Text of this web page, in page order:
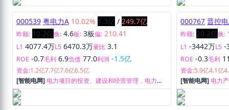
000539 粤电力A 10.02% 1.3亿 / 249.7亿
昨额: 10.2亿换: 4.6板: 3板偏: 210.41
L1 4077.4万L5 6470.3万量比 3.1
ROE -0.7毛利 6.9负债 77.0利润 -1.5亿
资金:1.2亿7.7亿7.6亿6.5亿
[智能电网] 电力项目的投资、建设和经营管理，电力的
生产和销售业务。
000767 晋控
昨额: 20.2亿换:
L1 -3442万L5 -
ROE -0.3毛利
资金:5.9亿4.1亿
[智能电网] 电力